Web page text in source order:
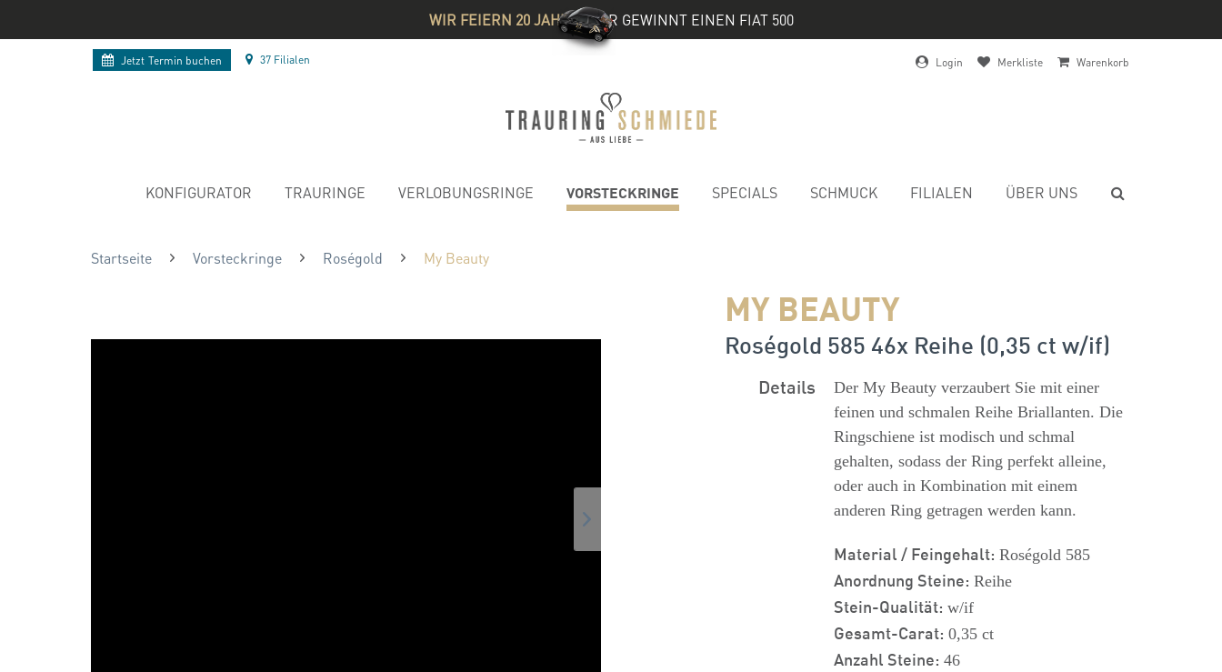
WIR FEIERN 20 JAHRE& IHR GEWINNT EINEN FIAT 500
Jetzt Termin buchen 37 Filialen Login Merkliste Warenkorb
KONFIGURATOR TRAURINGE VERLOBUNGSRINGE VORSTECKRINGE SPECIALS SCHMUCK FILIALEN ÜBER UNS
Startseite Vorsteckringe Roségold My Beauty
MY BEAUTY
Roségold 585 46x Reihe (0,35 ct w/if)
Details
Der My Beauty verzaubert Sie mit einer
feinen und schmalen Reihe Briallanten. Die
Ringschiene ist modisch und schmal
gehalten, sodass der Ring perfekt alleine,
oder auch in Kombination mit einem
anderen Ring getragen werden kann.
Material / Feingehalt: Roségold 585
Anordnung Steine: Reihe
Stein-Qualität: w/if
Gesamt-Carat: 0,35 ct
Anzahl Steine: 46